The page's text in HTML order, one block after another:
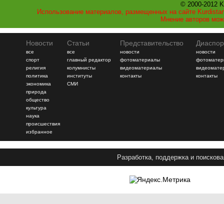
© 2000-2012
Использование материалов, размещенных на сайте
Мнение авторов
Новости
все
спорт
религия
политика
экономика
природа
общество
культура
наука
происшествия
избранное
Статьи
все
главный редактор
колумнисты
институты
СМИ
Представительство
новости
фотоматериалы
видеоматериалы
контакты
новости
контакты
Разработка, поддержка и